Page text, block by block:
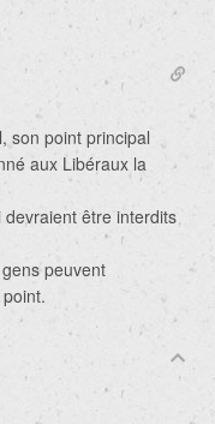
son point principal
aux Libéraux la
être interdits
peuvent